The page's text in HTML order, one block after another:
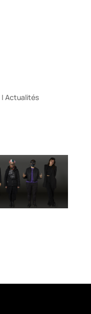
| Actualités